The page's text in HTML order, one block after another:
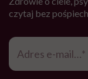
czytaj bez
Adres
mail*